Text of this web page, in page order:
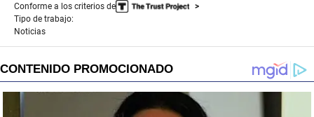
Conforme a los criterios de
Tipo de trabajo:
Noticias